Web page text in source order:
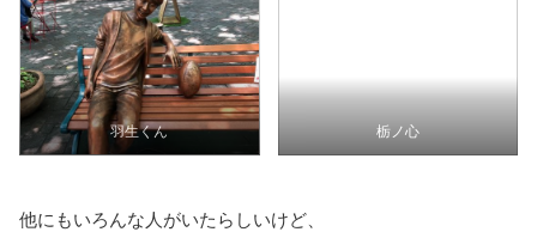
羽生くん 栃ノ心
他にもいろんな人がいたらしいけど、